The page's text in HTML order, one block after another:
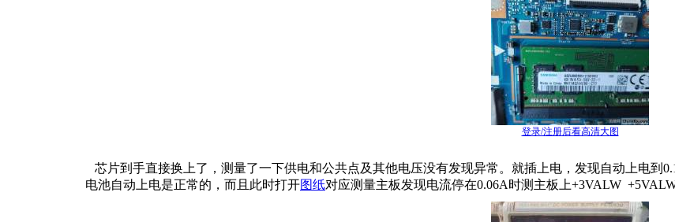
登录/注册后看高清大图
芯片到手直接换上了，测量了一下供电和公共点及其他电压没有发现异常。就插上电，发现自动上电到
电池自动上电是正常的，而且此时打开图纸对应测量主板发现电流停在0.06A时测主板上+3VALW